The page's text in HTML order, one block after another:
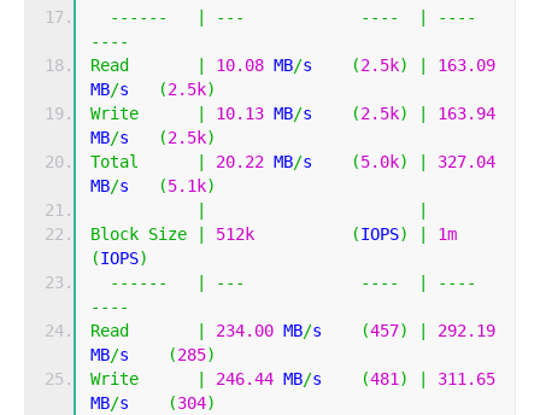
------
--- ----
----
----
Read
10.08 MB/s (2.5k)
163.09
MB/s (2.5k)
Write
10.13 MB/s (2.5k)
163.94
MB/s (2.5k)
Total
20.22 MB/s (5.0k)
327.04
MB/s (5.1k)
Block Size 512k (IOPS)
1m
(IOPS)
------
--- ----
----
----
Read
234.00 MB/s (457)
292.19
MB/s (285)
Write
246.44 MB/s (481)
311.65
MB/s (304)